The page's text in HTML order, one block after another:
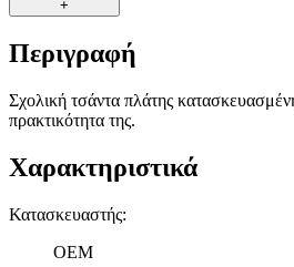
+
Περιγραφή
Σχολική τσάντα πλάτης
πρακτικότητα της.
Χαρακτηριστικά
Κατασκευαστής:
OEM